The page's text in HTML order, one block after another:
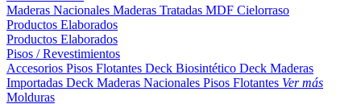
Maderas Nacionales Maderas Tratadas MDF Cielorraso
Productos Elaborados
Productos Elaborados
Pisos / Revestimientos
Accesorios Pisos Flotantes Deck Biosintético Deck Maderas
Importadas Deck Maderas Nacionales Pisos Flotantes Ver más
Molduras